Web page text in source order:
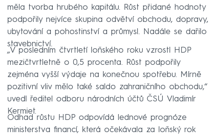
měla tvorba hrubého kapitálu. Růst přidané hodnoty
podpořily nejvíce skupina odvětví obchodu, dopravy,
ubytování a pohostinství a průmysl. Nadále se dařilo
stavebnictví.
„V posledním čtvrtletí loňského roku vzrostl HDP
mezičtvrtletně o 0,5 procenta. Růst podpořily
zejména vyšší výdaje na konečnou spotřebu. Mírně
pozitivní vliv mělo také saldo zahraničního obchodu,“
uvedl ředitel odboru národních účtů ČSÚ Vladimír
Kermiet.
Odhad růstu HDP odpovídá lednové prognóze
ministerstva financí, která očekávala za loňský rok